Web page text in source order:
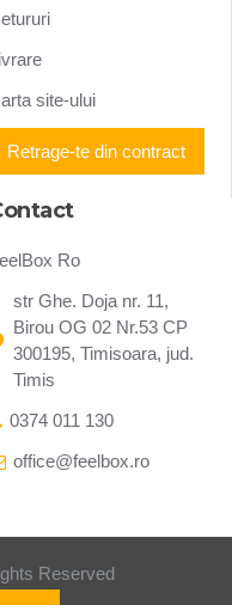
site-ului
Retrage-te din contract
Ro
str Ghe. Doja nr. 11,
Birou OG 02 Nr.53 CP
300195, Timisoara, jud.
Timis
0374 011 130
office@feelbox.ro
Reserved